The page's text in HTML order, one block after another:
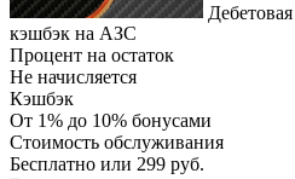
кэшбэк на АЗС
Процент на остаток
Не начисляется
Кэшбэк
От 1% до 10% бонусами
Стоимость обслуживания
Бесплатно или 299 руб.